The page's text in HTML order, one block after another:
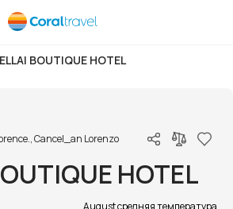
BOUTIQUE HOTEL
Cancel_an Lorenzo
HOTEL
August средняя температура